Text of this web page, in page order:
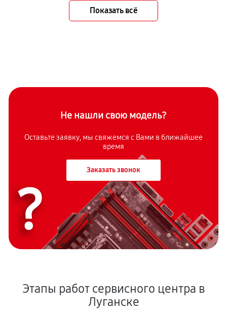
Показать всё
Не нашли свою модель?
Оставьте заявку, мы свяжемся с Вами в ближайшее
время
Заказать звонок
?
Этапы работ сервисного центра в
Луганске